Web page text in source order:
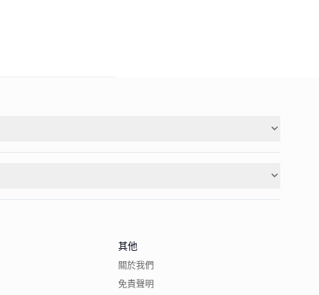
其他
關於我們
免責聲明